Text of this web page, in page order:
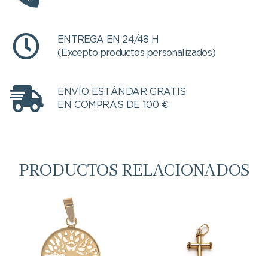
ENTREGA EN 24/48 H
(Excepto productos personalizados)
ENVÍO ESTÁNDAR GRATIS
EN COMPRAS DE 100 €
PRODUCTOS RELACIONADOS